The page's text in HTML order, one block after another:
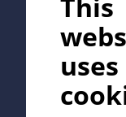
移的恶性肿瘤。
病因和发病机理
¤ 流行病学：浅
40-50岁。
¤ 发病率：欧洲
This
uses
In